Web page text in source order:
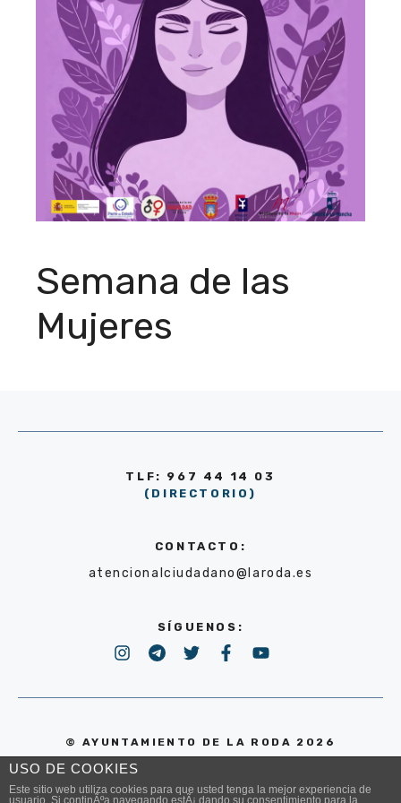
Semana de las
Mujeres
TLF: 967 44 14 03
(DIRECTORIO)
CONTACTO:
atencionalciudadano@laroda.es
SÍGUENOS:
© AYUNTAMIENTO DE LA RODA 2026
POLÍTICA DE PRIVACIDAD
USO DE COOKIES
Este sitio web utiliza cookies para que usted tenga la mejor experiencia de
usuario. Si continÃºa navegando estÃ¡ dando su consentimiento para la